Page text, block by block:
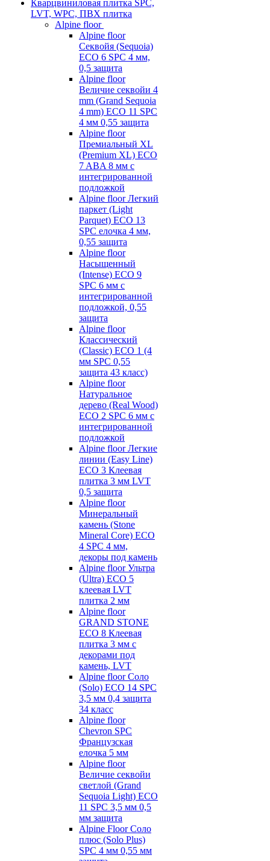
Кварцвиниловая плитка SPC,
LVT, WPC, ПВХ плитка
Alpine floor
Alpine floor
Секвойя (Sequoia)
ECO 6 SPC 4 мм,
0,5 защита
Alpine floor
Величие секвойи 4
mm (Grand Sequoia
4 mm) ECO 11 SPC
4 мм 0,55 защита
Alpine floor
Премиальный XL
(Premium XL) ECO
7 ABA 8 мм с
интегрированной
подложкой
Alpine floor Легкий
паркет (Light
Parquet) ECO 13
SPC елочка 4 мм,
0,55 защита
Alpine floor
Насыщенный
(Intense) ECO 9
SPC 6 мм с
интегрированной
подложкой, 0,55
защита
Alpine floor
Классический
(Classic) ECO 1 (4
мм SPC 0,55
защита 43 класс)
Alpine floor
Натуральное
дерево (Real Wood)
ECO 2 SPC 6 мм с
интегрированной
подложкой
Alpine floor Легкие
линии (Easy Line)
ECO 3 Клеевая
плитка 3 мм LVT
0,5 защита
Alpine floor
Минеральный
камень (Stone
Mineral Core) ECO
4 SPC 4 мм,
декоры под камень
Alpine floor Ультра
(Ultra) ECO 5
клеевая LVT
плитка 2 мм
Alpine floor
GRAND STONE
ECO 8 Клеевая
плитка 3 мм с
декорами под
камень, LVT
Alpine floor Соло
(Solo) ECO 14 SPC
3,5 мм 0,4 защита
34 класс
Alpine floor
Chevron SPC
Французская
елочка 5 мм
Alpine floor
Величие секвойи
светлой (Grand
Sequoia Light) ECO
11 SPC 3,5 мм 0,5
мм защита
Alpine Floor Соло
плюс (Solo Plus)
SPC 4 мм 0,55 мм